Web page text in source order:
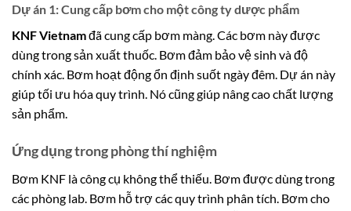
Dự án 1: Cung cấp bơm cho một công ty dược phẩm
KNF Vietnamđã cung cấp bơm màng. Các bơm này được
dùng trong sản xuất thuốc. Bơm đảm bảo vệ sinh và độ
chính xác. Bơm hoạt động ổn định suốt ngày đêm. Dự án này
giúp tối ưu hóa quy trình. Nó cũng giúp nâng cao chất lượng
sản phẩm.
Ứng dụng trong phòng thí nghiệm
Bơm KNF là công cụ không thể thiếu. Bơm được dùng trong
các phòng lab. Bơm hỗ trợ các quy trình phân tích. Bơm cho